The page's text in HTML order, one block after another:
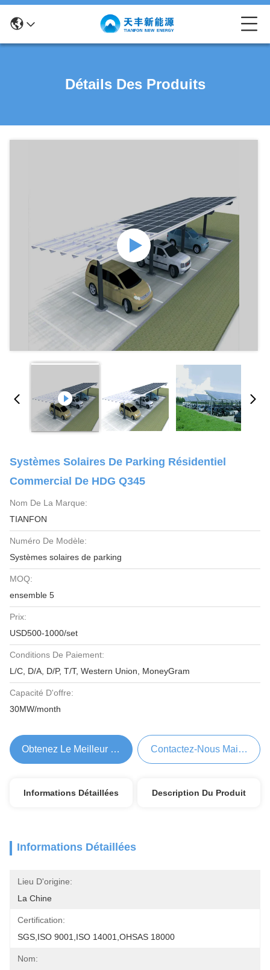
Détails Des Produits
Systèmes Solaires De Parking Résidentiel
Commercial De HDG Q345
Nom De La Marque:
TIANFON
Numéro De Modèle:
Systèmes solaires de parking
MOQ:
ensemble 5
Prix:
USD500-1000/set
Conditions De Paiement:
L/C, D/A, D/P, T/T, Western Union, MoneyGram
Capacité D'offre:
30MW/month
Obtenez Le Meilleur Prix Contactez-Nous Maintenant
Informations Détaillées Description Du Produit
Informations Détaillées
Lieu D'origine:
La Chine
Certification:
SGS,ISO 9001,ISO 14001,OHSAS 18000
Nom: